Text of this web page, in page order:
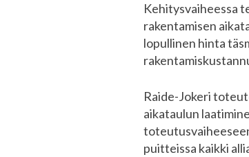
Kehitysvaiheessa
rakentamisen
lopullinen hinta
Raide-Jokeri
aikataulun
puitteissa kaikki